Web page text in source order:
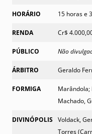
HORÁRIO 15 horas e
RENDA Cr$
PÚBLICO Não
ÁRBITRO Geraldo
FORMIGA
Marândola;
Machado,
DIVINÓPOLIS Voldack,
Torres